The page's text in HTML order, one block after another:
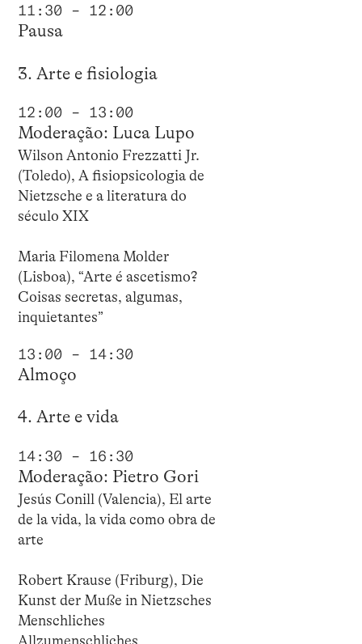
11:30 – 12:00
Pausa
3. Arte e fisiologia
12:00 – 13:00
Moderação: Luca Lupo
Wilson Antonio Frezzatti Jr.
(Toledo), A fisiopsicologia de
Nietzsche e a literatura do
século XIX
Maria Filomena Molder
(Lisboa), “Arte é ascetismo?
Coisas secretas, algumas,
inquietantes”
13:00 – 14:30
Almoço
4. Arte e vida
14:30 – 16:30
Moderação: Pietro Gori
Jesús Conill (Valencia), El arte
de la vida, la vida como obra de
arte
Robert Krause (Friburg), Die
Kunst der Muße in Nietzsches
Menschliches
Allzumenschliches